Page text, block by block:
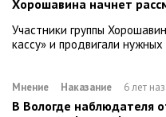
Хорошавина начнет
Участники группы
кассу» и продвигали
Мнение Наказание 6 лет
В Вологде наблюдателя